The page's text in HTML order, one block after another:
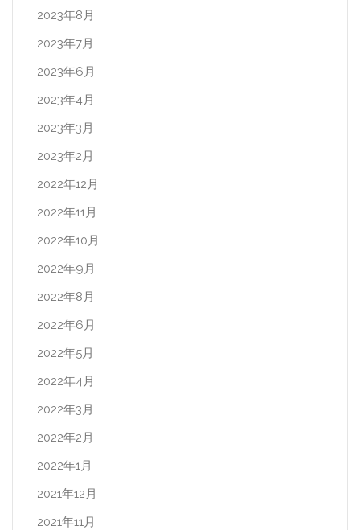
2023年8月
2023年7月
2023年6月
2023年4月
2023年3月
2023年2月
2022年12月
2022年11月
2022年10月
2022年9月
2022年8月
2022年6月
2022年5月
2022年4月
2022年3月
2022年2月
2022年1月
2021年12月
2021年11月